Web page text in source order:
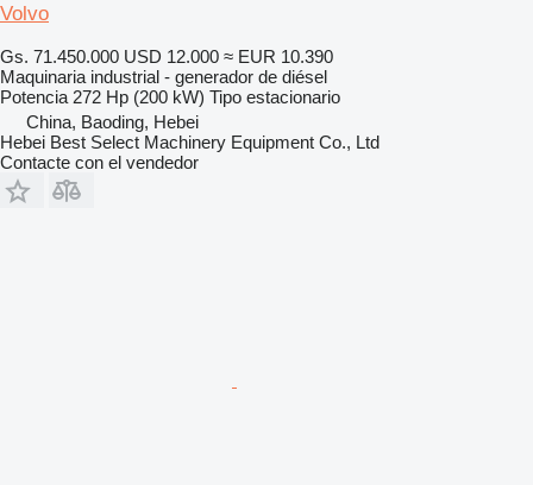
Volvo
Gs. 71.450.000 USD 12.000 ≈ EUR 10.390
Maquinaria industrial - generador de diésel
Potencia 272 Hp (200 kW) Tipo estacionario
China, Baoding, Hebei
Hebei Best Select Machinery Equipment Co., Ltd
Contacte con el vendedor